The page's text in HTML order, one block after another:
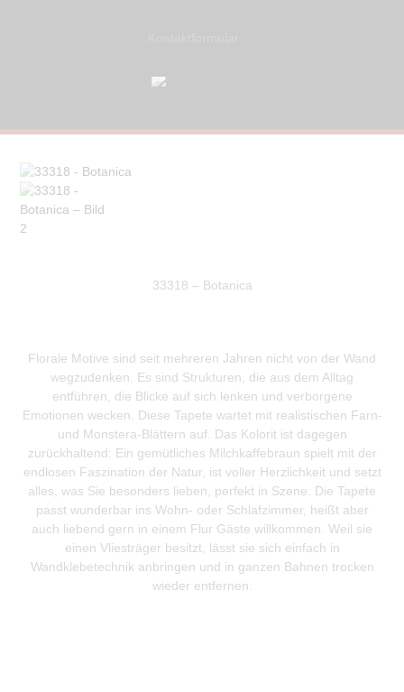
33318 – Botanica
Florale Motive sind seit mehreren Jahren nicht von der Wand
wegzudenken. Es sind Strukturen, die aus dem Alltag
entführen, die Blicke auf sich lenken und verborgene
Emotionen wecken. Diese Tapete wartet mit realistischen Farn-
und Monstera-Blättern auf. Das Kolorit ist dagegen
zurückhaltend: Ein gemütliches Milchkaffebraun spielt mit der
endlosen Faszination der Natur, ist voller Herzlichkeit und setzt
alles, was Sie besonders lieben, perfekt in Szene. Die Tapete
passt wunderbar ins Wohn- oder Schlafzimmer, heißt aber
auch liebend gern in einem Flur Gäste willkommen. Weil sie
einen Vliesträger besitzt, lässt sie sich einfach in
Wandklebetechnik anbringen und in ganzen Bahnen trocken
wieder entfernen.